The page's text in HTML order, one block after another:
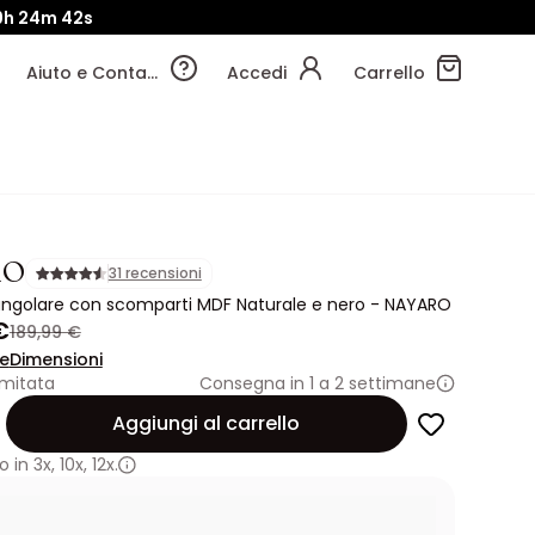
24m 40s
Aiuto e Contatti Accedi Carrello
31 recensioni
con scomparti MDF Naturale e nero - NAYARO
189,99 €
Dimensioni
Consegna in 1 a 2 settimane
Aggiungi al carrello
in 3x, 10x, 12x.